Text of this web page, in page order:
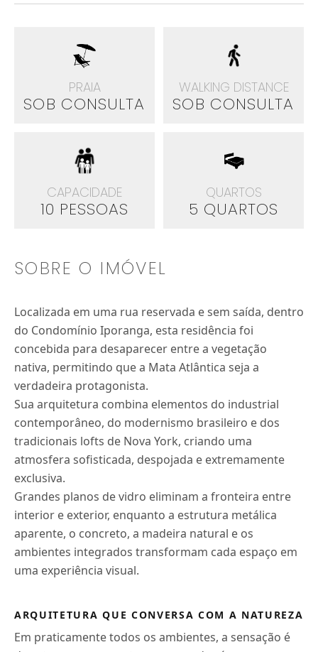
PRAIA
SOB CONSULTA
WALKING DISTANCE
SOB CONSULTA
CAPACIDADE
10 PESSOAS
QUARTOS
5 QUARTOS
SOBRE O IMÓVEL
Localizada em uma rua reservada e sem saída, dentro
do Condomínio Iporanga, esta residência foi
concebida para desaparecer entre a vegetação
nativa, permitindo que a Mata Atlântica seja a
verdadeira protagonista.
Sua arquitetura combina elementos do industrial
contemporâneo, do modernismo brasileiro e dos
tradicionais lofts de Nova York, criando uma
atmosfera sofisticada, despojada e extremamente
exclusiva.
Grandes planos de vidro eliminam a fronteira entre
interior e exterior, enquanto a estrutura metálica
aparente, o concreto, a madeira natural e os
ambientes integrados transformam cada espaço em
uma experiência visual.
ARQUITETURA QUE CONVERSA COM A NATUREZA
Em praticamente todos os ambientes, a sensação é